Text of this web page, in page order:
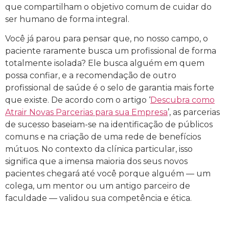
que compartilham o objetivo comum de cuidar do
ser humano de forma integral.
Você já parou para pensar que, no nosso campo, o
paciente raramente busca um profissional de forma
totalmente isolada? Ele busca alguém em quem
possa confiar, e a recomendação de outro
profissional de saúde é o selo de garantia mais forte
que existe. De acordo com o artigo ‘Descubra como
Atrair Novas Parcerias para sua Empresa’, as parcerias
de sucesso baseiam-se na identificação de públicos
comuns e na criação de uma rede de benefícios
mútuos. No contexto da clínica particular, isso
significa que a imensa maioria dos seus novos
pacientes chegará até você porque alguém — um
colega, um mentor ou um antigo parceiro de
faculdade — validou sua competência e ética.